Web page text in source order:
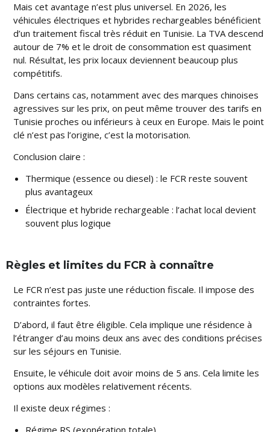
Mais cet avantage n’est plus universel. En 2026, les
véhicules électriques et hybrides rechargeables bénéficient
d’un traitement fiscal très réduit en Tunisie. La TVA descend
autour de 7% et le droit de consommation est quasiment
nul. Résultat, les prix locaux deviennent beaucoup plus
compétitifs.
Dans certains cas, notamment avec des marques chinoises
agressives sur les prix, on peut même trouver des tarifs en
Tunisie proches ou inférieurs à ceux en Europe. Mais le point
clé n’est pas l’origine, c’est la motorisation.
Conclusion claire :
Thermique (essence ou diesel) : le FCR reste souvent
plus avantageux
Électrique et hybride rechargeable : l’achat local devient
souvent plus logique
Règles et limites du FCR à connaître
Le FCR n’est pas juste une réduction fiscale. Il impose des
contraintes fortes.
D’abord, il faut être éligible. Cela implique une résidence à
l’étranger d’au moins deux ans avec des conditions précises
sur les séjours en Tunisie.
Ensuite, le véhicule doit avoir moins de 5 ans. Cela limite les
options aux modèles relativement récents.
Il existe deux régimes :